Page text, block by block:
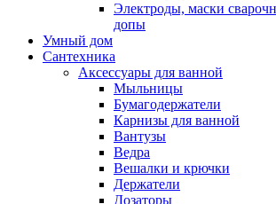
Электроды, маски
допы
Умный дом
Сантехника
Аксессуары для ванной
Мыльницы
Бумагодержатели
Карнизы для ванной
Вантузы
Ведра
Вешалки и крючки
Держатели
Дозаторы